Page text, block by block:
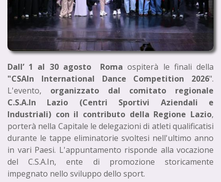
Dall’ 1 al 30 agosto Roma ospiterà le finali della
"CSAIn International Dance Competition 2026".
L'evento, organizzato dal comitato regionale
C.S.A.In Lazio (Centri Sportivi Aziendali e
Industriali) con il contributo della Regione Lazio,
porterà nella Capitale le delegazioni di atleti qualificatisi
durante le tappe eliminatorie svoltesi nell'ultimo anno
in vari Paesi. L'appuntamento risponde alla vocazione
del C.S.A.In, ente di promozione storicamente
impegnato nello sviluppo dello sport.